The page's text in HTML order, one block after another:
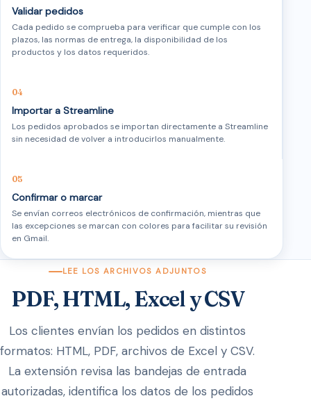
Validar pedidos
Cada pedido se comprueba para verificar que cumple con los
plazos, las normas de entrega, la disponibilidad de los
productos y los datos requeridos.
Importar a Streamline
Los pedidos aprobados se importan directamente a Streamline
sin necesidad de volver a introducirlos manualmente.
Confirmar o marcar
Se envían correos electrónicos de confirmación, mientras que
las excepciones se marcan con colores para facilitar su revisión
en Gmail.
LEE LOS ARCHIVOS ADJUNTOS
PDF, HTML, Excel y CSV
Los clientes envían los pedidos en distintos
formatos: HTML, PDF, archivos de Excel y CSV.
La extensión revisa las bandejas de entrada
autorizadas, identifica los datos de los pedidos